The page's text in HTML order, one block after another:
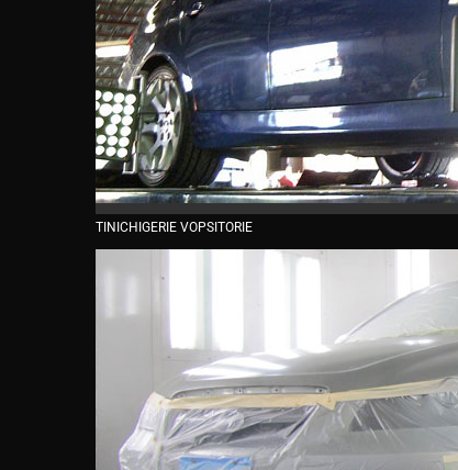
TINICHIGERIE VOPSITORIE